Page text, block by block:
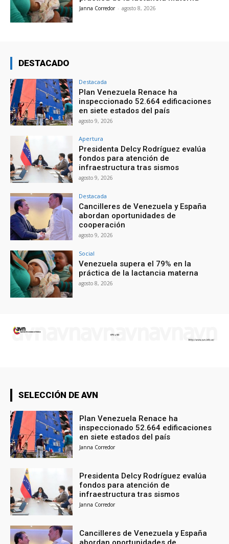
Janna Corredor - agosto 8, 2026
DESTACADO
Destacada
Plan Venezuela Renace ha
inspeccionado 52.664 edificaciones
en siete estados del país
agosto 9, 2026
Apertura
Presidenta Delcy Rodríguez evalúa
fondos para atención de
infraestructura tras sismos
agosto 9, 2026
Destacada
Cancilleres de Venezuela y España
abordan oportunidades de
cooperación
agosto 9, 2026
Social
Venezuela supera el 79% en la
práctica de la lactancia materna
agosto 8, 2026
SELECCIÓN DE AVN
Plan Venezuela Renace ha
inspeccionado 52.664 edificaciones
en siete estados del país
Janna Corredor
Presidenta Delcy Rodríguez evalúa
fondos para atención de
infraestructura tras sismos
Janna Corredor
Cancilleres de Venezuela y España